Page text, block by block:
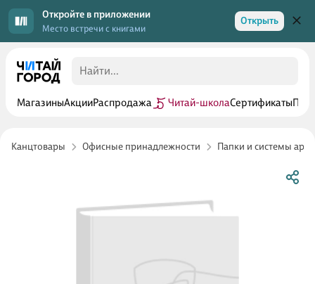
Откройте в приложении
Место встречи с книгами
Открыть
МагазиныАкцииРаспродажа Читай-школаСертификаты
Канцтовары Офисные принадлежности Папки и системы